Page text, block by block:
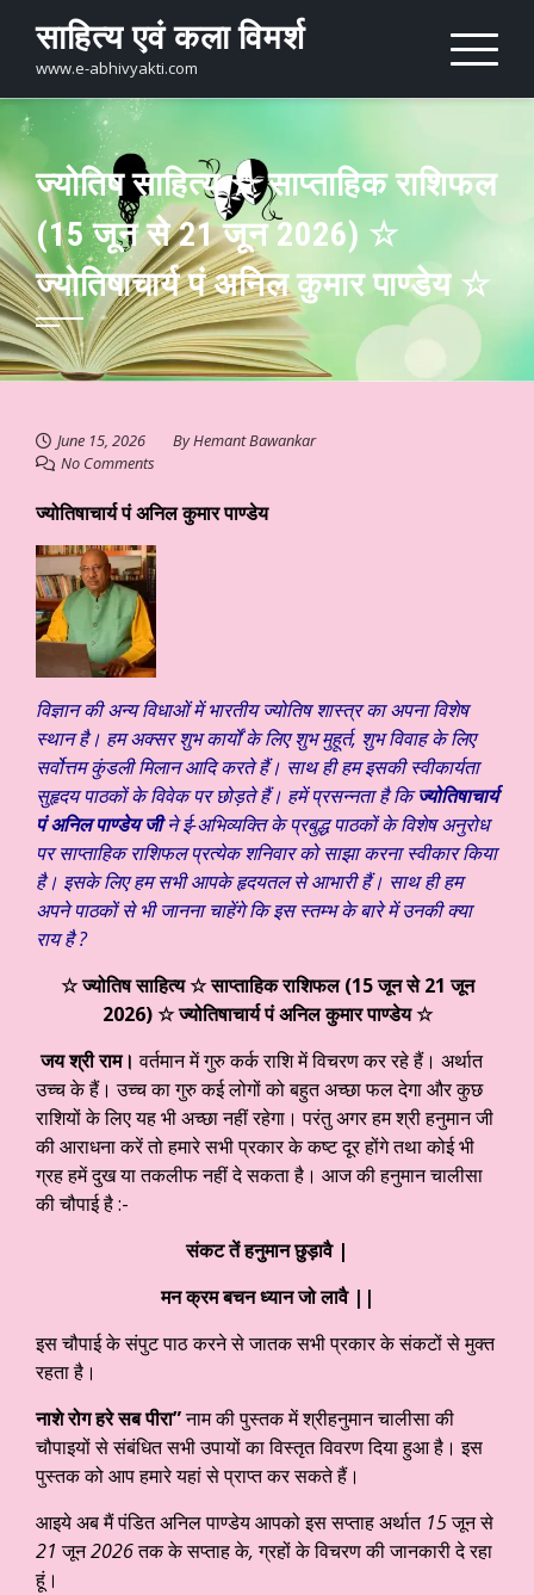
content
साहित्य एवं कला विमर्श
www.e-abhivyakti.com
ज्योतिष साहित्य ☆ साप्ताहिक राशिफल
(15 जून से 21 जून 2026) ☆
ज्योतिषाचार्य पं अनिल कुमार पाण्डेय ☆
June 15, 2026 ByHemant Bawankar
No Comments
ज्योतिषाचार्य पं अनिल कुमार पाण्डेय
विज्ञान की अन्य विधाओं में भारतीय ज्योतिष शास्त्र का अपना विशेष
स्थान है। हम अक्सर शुभ कार्यों के लिए शुभ मुहूर्त, शुभ विवाह के लिए
सर्वोत्तम कुंडली मिलान आदि करते हैं। साथ ही हम इसकी स्वीकार्यता
सुहृदय पाठकों के विवेक पर छोड़ते हैं। हमें प्रसन्नता है किज्योतिषाचार्य
पं अनिल पाण्डेय जीने ई-अभिव्यक्ति के प्रबुद्ध पाठकों के विशेष अनुरोध
पर साप्ताहिक राशिफल प्रत्येक शनिवार को साझा करना स्वीकार किया
है। इसके लिए हम सभी आपके हृदयतल से आभारी हैं। साथ ही हम
अपने पाठकों से भी जानना चाहेंगे कि इस स्तम्भ के बारे में उनकी क्या
राय है ?
☆ ज्योतिष साहित्य ☆ साप्ताहिक राशिफल (15 जून से 21 जून
2026) ☆ ज्योतिषाचार्य पं अनिल कुमार पाण्डेय ☆
जय श्री राम।वर्तमान में गुरु कर्क राशि में विचरण कर रहे हैं। अर्थात
उच्च के हैं। उच्च का गुरु कई लोगों को बहुत अच्छा फल देगा और कुछ
राशियों के लिए यह भी अच्छा नहीं रहेगा। परंतु अगर हम श्री हनुमान जी
की आराधना करें तो हमारे सभी प्रकार के कष्ट दूर होंगे तथा कोई भी
ग्रह हमें दुख या तकलीफ नहीं दे सकता है। आज की हनुमान चालीसा
की चौपाई है :-
संकट तें हनुमान छुड़ावै |
मन क्रम बचन ध्यान जो लावै ||
इस चौपाई के संपुट पाठ करने से जातक सभी प्रकार के संकटों से मुक्त
रहता है।
नाशे रोग हरे सब पीरा”नाम की पुस्तक में श्रीहनुमान चालीसा की
चौपाइयों से संबंधित सभी उपायों का विस्तृत विवरण दिया हुआ है। इस
पुस्तक को आप हमारे यहां से प्राप्त कर सकते हैं।
आइये अब मैं पंडित अनिल पाण्डेय आपको इस सप्ताह अर्थात 15जून से
21 जून2026तक के सप्ताह के,ग्रहों के विचरण की जानकारी दे रहा
हूं।